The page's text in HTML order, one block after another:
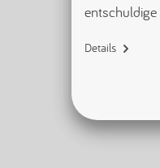
Details
[error/